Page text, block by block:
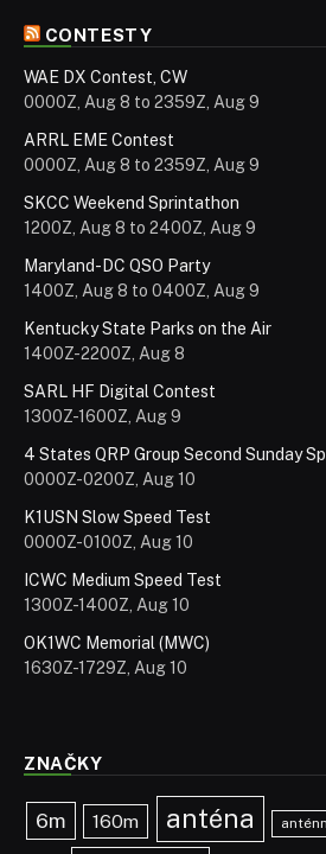
CONTESTY
WAE DX Contest, CW
0000Z, Aug 8 to 2359Z, Aug 9
ARRL EME Contest
0000Z, Aug 8 to 2359Z, Aug 9
SKCC Weekend Sprintathon
1200Z, Aug 8 to 2400Z, Aug 9
Maryland-DC QSO Party
1400Z, Aug 8 to 0400Z, Aug 9
Kentucky State Parks on the Air
1400Z-2200Z, Aug 8
SARL HF Digital Contest
1300Z-1600Z, Aug 9
4 States QRP Group Second Sunday
0000Z-0200Z, Aug 10
K1USN Slow Speed Test
0000Z-0100Z, Aug 10
ICWC Medium Speed Test
1300Z-1400Z, Aug 10
OK1WC Memorial (MWC)
1630Z-1729Z, Aug 10
ZNAČKY
6m 160m anténa